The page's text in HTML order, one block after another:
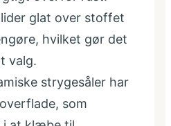
glat over stoffet
hvilket gør det
valg.
strygesåler har
som